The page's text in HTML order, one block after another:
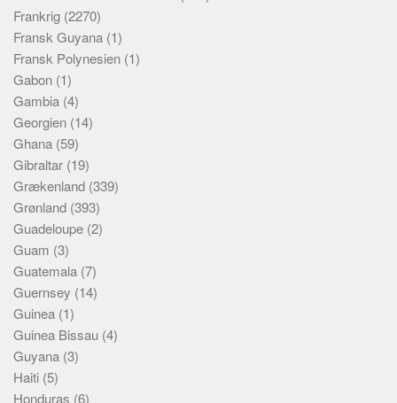
Frankrig (2270)
Fransk Guyana (1)
Fransk Polynesien (1)
Gabon (1)
Gambia (4)
Georgien (14)
Ghana (59)
Gibraltar (19)
Grækenland (339)
Grønland (393)
Guadeloupe (2)
Guam (3)
Guatemala (7)
Guernsey (14)
Guinea (1)
Guinea Bissau (4)
Guyana (3)
Haiti (5)
Honduras (6)